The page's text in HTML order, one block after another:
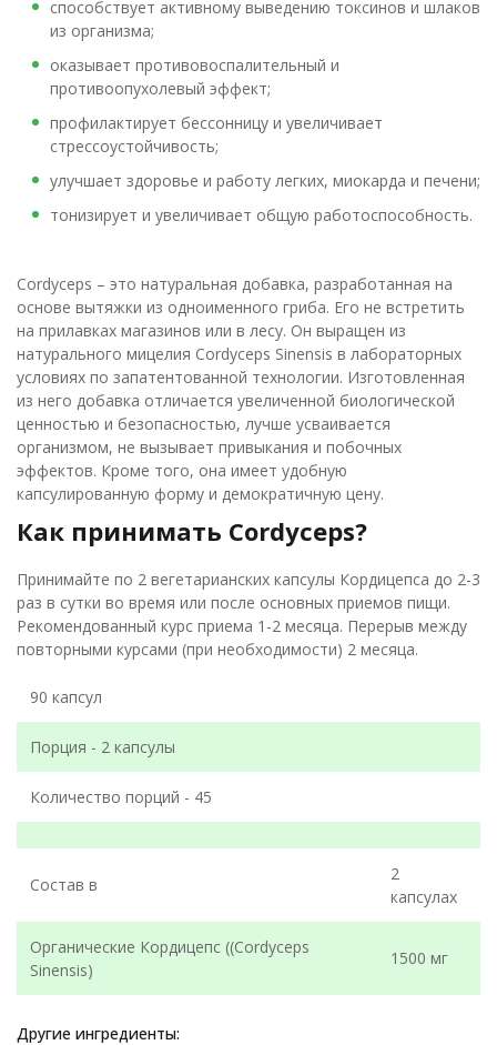
способствует активному выведению токсинов и шлаков
из организма;
оказывает противовоспалительный и
противоопухолевый эффект;
профилактирует бессонницу и увеличивает
стрессоустойчивость;
улучшает здоровье и работу легких, миокарда и печени;
тонизирует и увеличивает общую работоспособность.
Cordyceps – это натуральная добавка, разработанная на
основе вытяжки из одноименного гриба. Его не встретить
на прилавках магазинов или в лесу. Он выращен из
натурального мицелия Cordyceps Sinensis в лабораторных
условиях по запатентованной технологии. Изготовленная
из него добавка отличается увеличенной биологической
ценностью и безопасностью, лучше усваивается
организмом, не вызывает привыкания и побочных
эффектов. Кроме того, она имеет удобную
капсулированную форму и демократичную цену.
Как принимать Cordyceps?
Принимайте по 2 вегетарианских капсулы Кордицепса до 2-3
раз в сутки во время или после основных приемов пищи.
Рекомендованный курс приема 1-2 месяца. Перерыв между
повторными курсами (при необходимости) 2 месяца.
90 капсул
Порция - 2 капсулы
Количество порций - 45
Состав в
2
капсулах
Органические Кордицепс ((Cordyceps
Sinensis)
1500 мг
Другие ингредиенты: